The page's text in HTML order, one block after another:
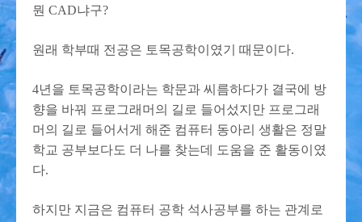
뭔 CAD냐구?
원래 학부때 전공은 토목공학이였기 때문이다.
4년을 토목공학이라는 학문과 씨름하다가 결국에 방
향을 바꿔 프로그래머의 길로 들어섰지만 프로그래
머의 길로 들어서게 해준 컴퓨터 동아리 생활은 정말
학교 공부보다도 더 나를 찾는데 도움을 준 활동이였
다.
하지만 지금은 컴퓨터 공학 석사공부를 하는 관계로